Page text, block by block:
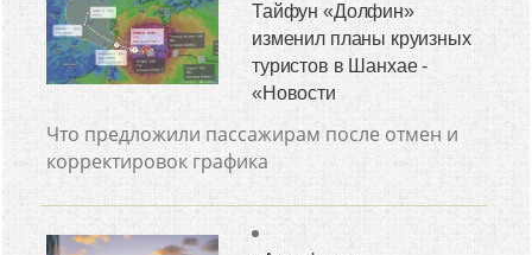
Тайфун «Долфин»
изменил планы круизных
туристов в Шанхае -
«Новости
Что предложили пассажирам после отмен и
корректировок графика